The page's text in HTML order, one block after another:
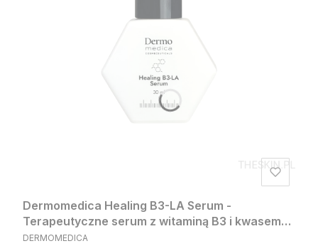
Dermomedica Healing B3-LA Serum -
Terapeutyczne serum z witaminą B3 i kwasem
linolowym 30ml
PRODUCENT
DERMOMEDICA